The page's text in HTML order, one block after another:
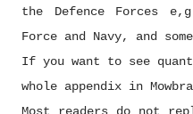
the Defence Forces
Force and Navy, and
If you want to see
whole appendix in